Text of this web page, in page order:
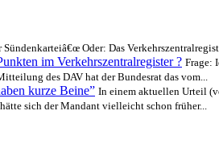
Oder: Das
im Verkehrszentralregister ? Frage:
des DAV hat der Bundesrat das vom...
kurze Beine” In einem aktuellen Urteil
sich der Mandant vielleicht schon früher...